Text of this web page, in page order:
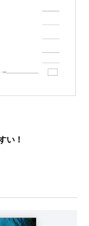
い！